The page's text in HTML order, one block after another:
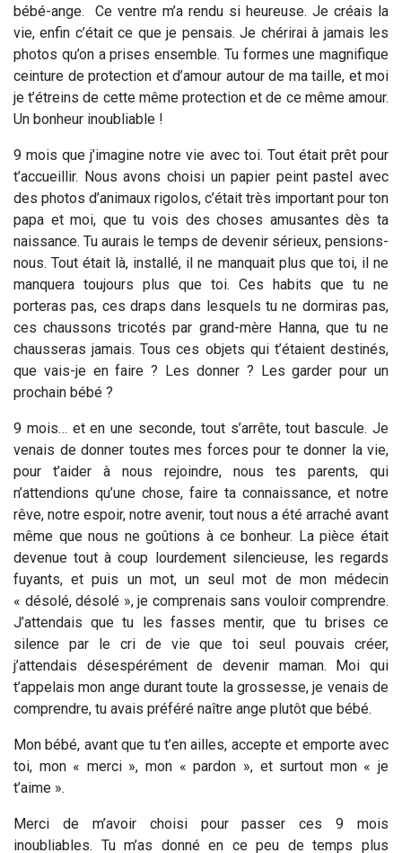
bébé-ange. Ce ventre m’a rendu si heureuse. Je créais la
vie, enfin c’était ce que je pensais. Je chérirai à jamais les
photos qu’on a prises ensemble. Tu formes une magnifique
ceinture de protection et d’amour autour de ma taille, et moi
je t’étreins de cette même protection et de ce même amour.
Un bonheur inoubliable !
9 mois que j’imagine notre vie avec toi. Tout était prêt pour
t’accueillir. Nous avons choisi un papier peint pastel avec
des photos d’animaux rigolos, c’était très important pour ton
papa et moi, que tu vois des choses amusantes dès ta
naissance. Tu aurais le temps de devenir sérieux, pensions-
nous. Tout était là, installé, il ne manquait plus que toi, il ne
manquera toujours plus que toi. Ces habits que tu ne
porteras pas, ces draps dans lesquels tu ne dormiras pas,
ces chaussons tricotés par grand-mère Hanna, que tu ne
chausseras jamais. Tous ces objets qui t’étaient destinés,
que vais-je en faire ? Les donner ? Les garder pour un
prochain bébé ?
9 mois… et en une seconde, tout s’arrête, tout bascule. Je
venais de donner toutes mes forces pour te donner la vie,
pour t’aider à nous rejoindre, nous tes parents, qui
n’attendions qu’une chose, faire ta connaissance, et notre
rêve, notre espoir, notre avenir, tout nous a été arraché avant
même que nous ne goûtions à ce bonheur. La pièce était
devenue tout à coup lourdement silencieuse, les regards
fuyants, et puis un mot, un seul mot de mon médecin
« désolé, désolé », je comprenais sans vouloir comprendre.
J’attendais que tu les fasses mentir, que tu brises ce
silence par le cri de vie que toi seul pouvais créer,
j’attendais désespérément de devenir maman. Moi qui
t’appelais mon ange durant toute la grossesse, je venais de
comprendre, tu avais préféré naître ange plutôt que bébé.
Mon bébé, avant que tu t’en ailles, accepte et emporte avec
toi, mon « merci », mon « pardon », et surtout mon « je
t’aime ».
Merci de m’avoir choisi pour passer ces 9 mois
inoubliables. Tu m’as donné en ce peu de temps plus